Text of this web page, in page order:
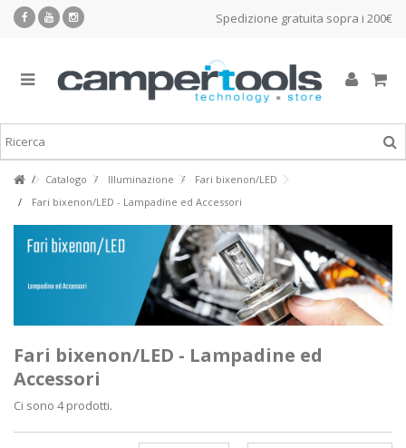
Spedizione gratuita sopra i 200€
Catalogo Illuminazione
Fari bixenon/LED
Fari bixenon/LED - Lampadine ed Accessori
Fari bixenon/LED - Lampadine ed
Accessori
Ci sono 4 prodotti.